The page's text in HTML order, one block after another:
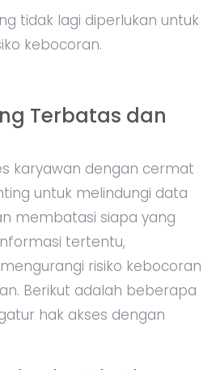
tidak lagi diperlukan untuk
kebocoran.
Terbatas dan
karyawan dengan cermat
untuk melindungi data
membatasi siapa yang
tertentu,
risiko kebocoran
Berikut adalah beberapa
hak akses dengan